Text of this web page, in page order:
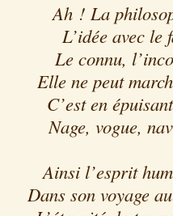
Ah ! La
L’idée avec le
Le connu,
Elle ne peut
C’est en
Nage, vogue,
Ainsi l’esprit
Dans son voyage